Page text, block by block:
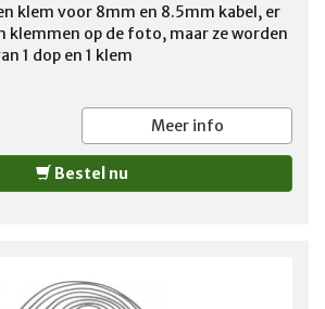
klem voor 8mm en 8.5mm kabel, er
klemmen op de foto, maar ze worden
1 dop en 1 klem
Meer info
Bestel nu